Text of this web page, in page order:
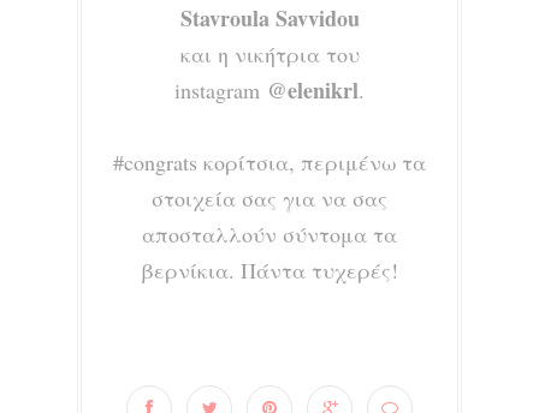
Stavroula Savvidou
και η νικήτρια του
instagram @elenikrl.
#congrats κορίτσια, περιμένω τα
στοιχεία σας για να σας
αποσταλλούν σύντομα τα
βερνίκια. Πάντα τυχερές!